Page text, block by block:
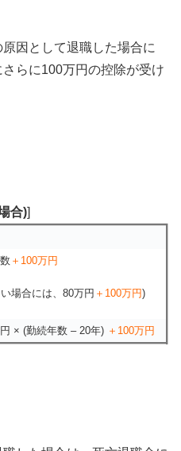
因として退職した場合に
らに100万円の控除が受け
合)]
＋100万円
場合には、80万円 ＋100万円)
× (勤続年数 – 20年) ＋100万円